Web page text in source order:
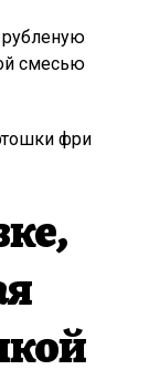
смесью
фри